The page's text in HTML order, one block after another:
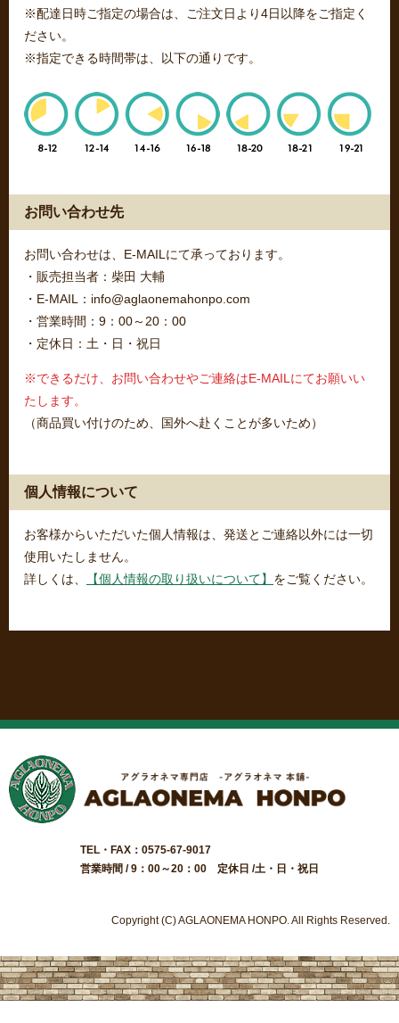
※配達日時ご指定の場合は、ご注文日より4日以降をご指定く
ださい。
※指定できる時間帯は、以下の通りです。
お問い合わせ先
お問い合わせは、E-MAILにて承っております。
・販売担当者：柴田 大輔
・E-MAIL：info@aglaonemahonpo.com
・営業時間：9：00～20：00
・定休日：土・日・祝日
※できるだけ、お問い合わせやご連絡はE-MAILにてお願いい
たします。
（商品買い付けのため、国外へ赴くことが多いため）
個人情報について
お客様からいただいた個人情報は、発送とご連絡以外には一切
使用いたしません。
詳しくは、
【個人情報の取り扱いについて】 をご覧ください。
TEL・FAX：0575-67-9017
営業時間 / 9：00～20：00 定休日 /土・日・祝日
Copyright (C) AGLAONEMA HONPO. All Rights Reserved.